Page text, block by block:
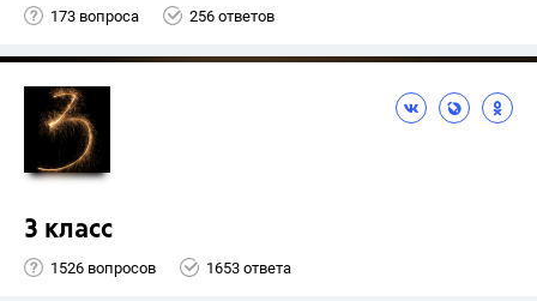
173 вопроса 256 ответов
3 класс
1526 вопросов 1653 ответа